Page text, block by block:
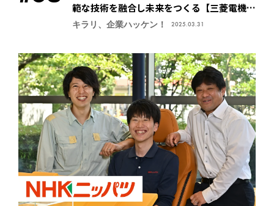
範な技術を融合し未来をつくる【三菱電機株
式会社・先端技術総合研究所】
キラリ、企業ハッケン！ 2025.03.31